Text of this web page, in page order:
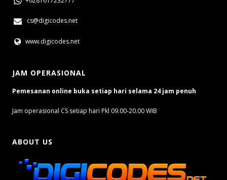
cs@digicodes.net
www.digicodes.net
JAM OPERASIONAL
Pemesanan online buka setiap hari selama 24 jam penuh
Jam operasional CS setiap hari Pkl 09.00-20.00 WIB
ABOUT US